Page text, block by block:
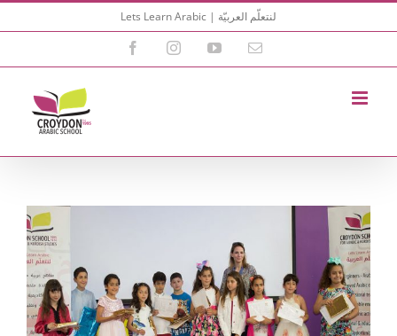
Skip
to
Lets Learn Arabic | لنتعلّم العربيّة
FacebookInstagramYouTubeEmail
View
Larger
Image